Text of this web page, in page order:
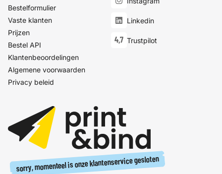
Bestelformulier
Vaste klanten
Prijzen
Bestel API
Klantenbeoordelingen
Algemene voorwaarden
Privacy beleid
Linkedin
4,7 Trustpilot
sorry, momenteel is onze klantenservice gesloten